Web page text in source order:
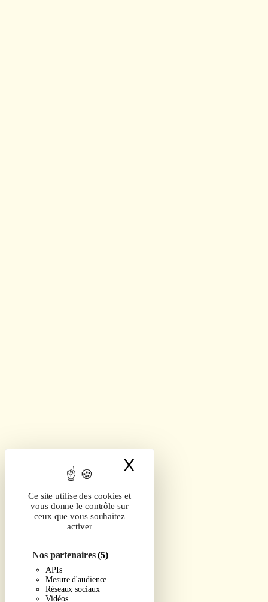
Ce site utilise des cookies et
vous donne le contrôle sur
ceux que vous souhaitez
activer
Nos partenaires(5)
APIs
Mesure d'audience
Réseaux sociaux
Vidéos
X